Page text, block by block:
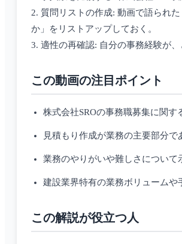
2. 質問リストの作成: 動画で語られ
か」をリストアップしておく。
3. 適性の再確認: 自分の事務経験が
この動画の注目ポイント
株式会社SROの事務職募集に関す
見積もり作成が業務の主要部分で
業務のやりがいや難しさについて
建設業界特有の業務ボリュームや
この解説が役立つ人